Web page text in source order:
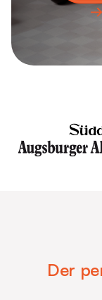
Der